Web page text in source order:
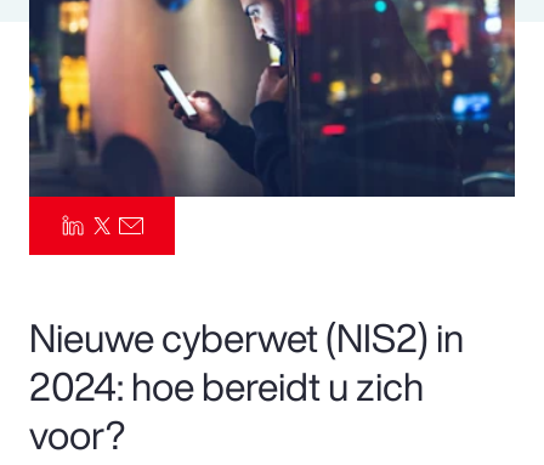
Parametrics
Risk Management
Nieuwe cyberwet (NIS2) in
2024: hoe bereidt u zich
voor?